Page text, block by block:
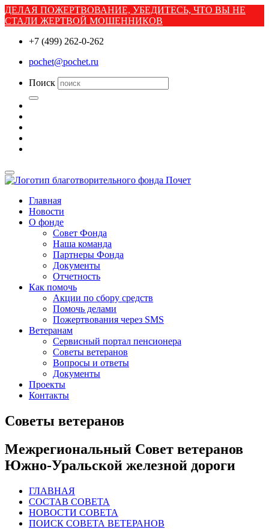
ДЕЛАЯ ПОЖЕРТВОВАНИЕ, УБЕДИТЕСЬ, ЧТО ВЫ НЕ
СТАЛИ ЖЕРТВОЙ МОШЕННИКОВ
+7 (499) 262-0-262
pochet@pochet.ru
Поиск
Главная
Новости
О фонде
Совет Фонда
Наша команда
Партнеры Фонда
Документы
Отчетность
Как помочь
Акции по сбору средств
Помочь делами
Пожертвования через SMS
Ветеранам
Сервисный портал пенсионера
Советы ветеранов
Вопросы и ответы
Документы
Проекты
Контакты
Советы ветеранов
Межрегиональный Совет ветеранов
Южно-Уральской железной дороги
ГЛАВНАЯ
СОСТАВ СОВЕТА
НОВОСТИ СОВЕТА
ПОИСК СОВЕТА ВЕТЕРАНОВ